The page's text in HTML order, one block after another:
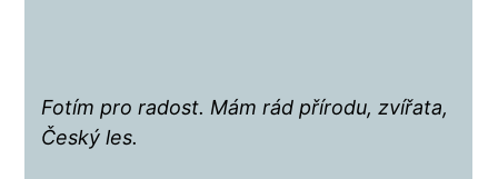
Fotím pro radost. Mám rád přírodu, zvířata,
Český les.